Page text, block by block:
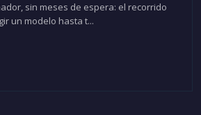
sin meses de espera: el recorrido
un modelo hasta t...